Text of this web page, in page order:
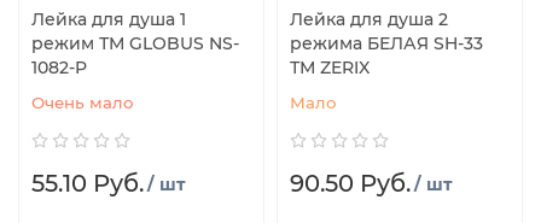
Лейка для душа 1
режим ТМ GLOBUS NS-
1082-P
Очень мало
55.10 Руб./ шт
Лейка для душа 2
режима БЕЛАЯ SH-33
ТМ ZERIX
Мало
90.50 Руб./ шт